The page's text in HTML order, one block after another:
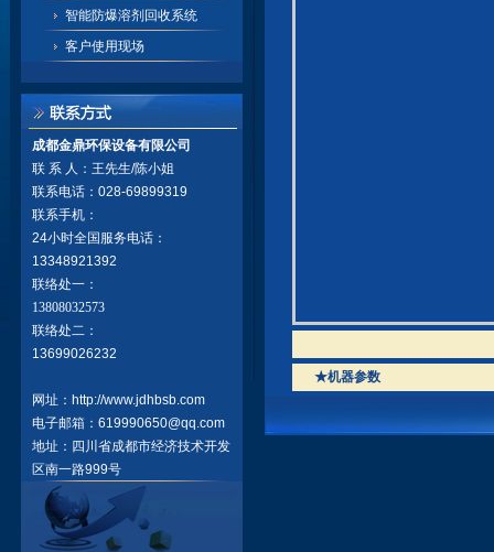
智能防爆溶剂回收系统
客户使用现场
成都金鼎环保设备有限公司
联 系 人：王先生/陈小姐
联系电话：028-69899319
联系手机：
24小时全国服务电话：
13348921392
联络处一：
13808032573
联络处二：
13699026232
网址：http://www.jdhbsb.com
电子邮箱：619990650@qq.com
地址：四川省成都市经济技术开发
区南一路999号
★机器参数